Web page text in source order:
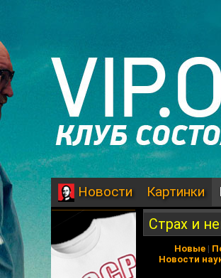
Новости Картинки
Страх и
Новые |
Новости